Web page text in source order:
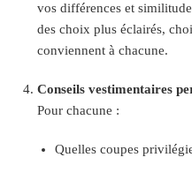
vos différences et
des choix plus éclairés,
conviennent à chacune.
Conseils vestimentaires
Pour chacune :
Quelles coupes